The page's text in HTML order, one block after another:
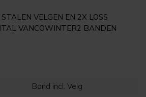
VELGEN EN 2X LOSS
VANCOWINTER2 BANDEN
Band incl. Velg